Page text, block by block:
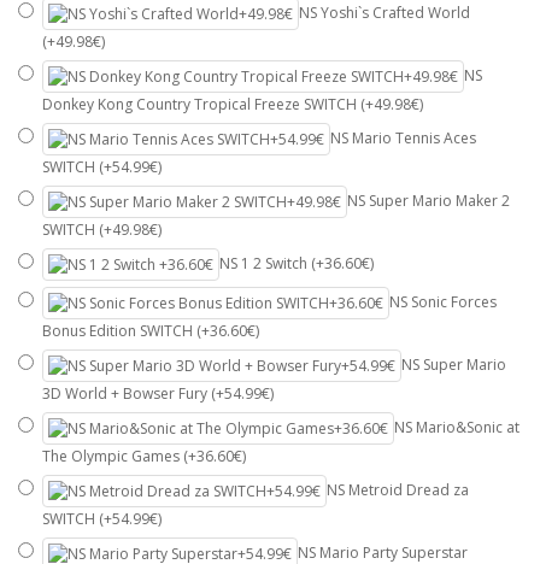
NS Yoshi`s Crafted World
(+49.98€)
NS
Donkey Kong Country Tropical Freeze SWITCH (+49.98€)
NS Mario Tennis Aces
SWITCH (+54.99€)
NS Super Mario Maker 2
SWITCH (+49.98€)
NS 1 2 Switch (+36.60€)
NS Sonic Forces
Bonus Edition SWITCH (+36.60€)
NS Super Mario
3D World + Bowser Fury (+54.99€)
NS Mario&Sonic at
The Olympic Games (+36.60€)
NS Metroid Dread za
SWITCH (+54.99€)
NS Mario Party Superstar